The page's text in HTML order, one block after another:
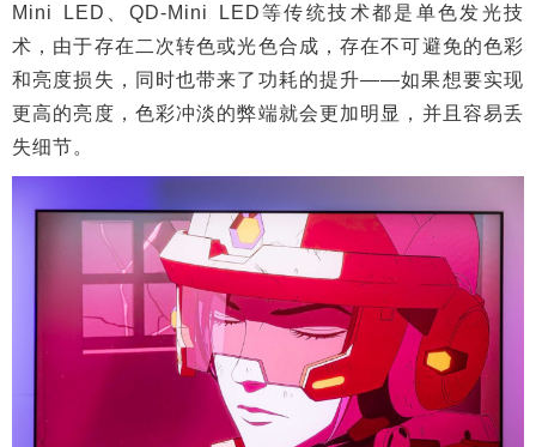
Mini LED、QD-Mini LED等传统技术都是单色发光技
术，由于存在二次转色或光色合成，存在不可避免的色彩
和亮度损失，同时也带来了功耗的提升——如果想要实现
更高的亮度，色彩冲淡的弊端就会更加明显，并且容易丢
失细节。